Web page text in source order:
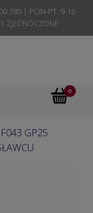
780 | PON-PT. 9-16
GP25